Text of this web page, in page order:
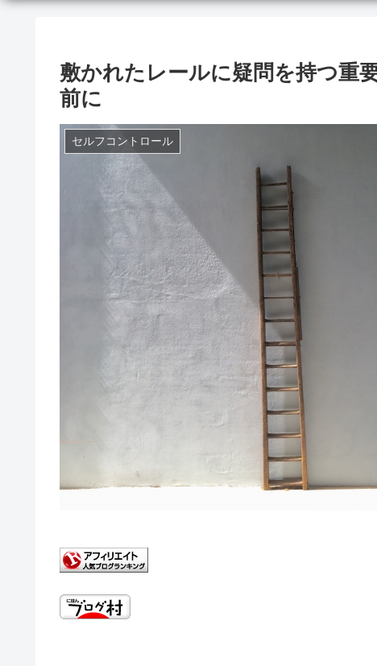
敷かれたレールに疑問を持つ重
前に
セルフコントロール